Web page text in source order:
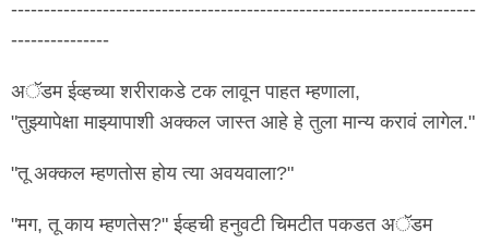
-----------------------------------------------------------------------
---------------
अॅडम ईव्हच्या शरीराकडे टक लावून पाहत म्हणाला,
"तुझ्यापेक्षा माझ्यापाशी अक्कल जास्त आहे हे तुला मान्य करावं लागेल."
"तू अक्कल म्हणतोस होय त्या अवयवाला?"
"मग, तू काय म्हणतेस?" ईव्हची हनुवटी चिमटीत पकडत अॅडम